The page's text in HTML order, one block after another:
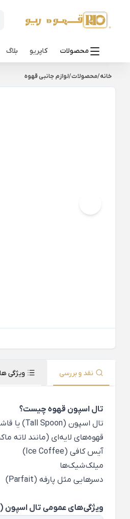
محصولات کاپریو بلاگ
خانه/محصولات/لوازم جانبی قهوه
نقد و بررسی ویژگی ها
تال اسپون قهوه چیست؟
تال اسپون (Tall Spoon) یا قاشق بلند قهوه، قاشقی است که به‌طور خاص برای نوشیدنی‌ها یا دسرهایی در لیوان‌های بلند طراحی شده است؛ مثل:
قهوه‌های لایه‌ای (مانند لاته
آیس کافی (Ice Coffee)
میلک‌شیک‌ها
دسرهایی مثل پارفه (Parfait)
ویژگی‌های عمومی تال اسپون